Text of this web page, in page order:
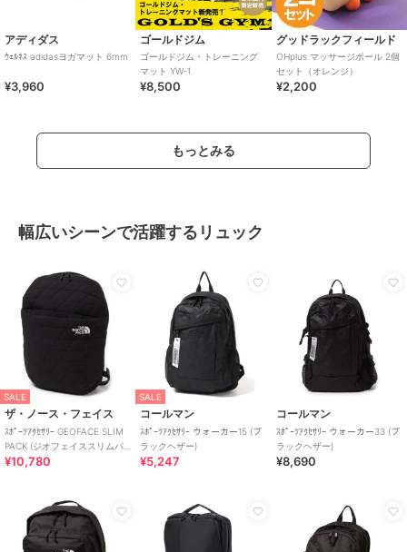
アディダス
ｳｪﾙﾈｽ adidasヨガマット 6mm
¥3,960
ゴールドジム
ゴールドジム・トレーニング
マット YW-1
¥8,500
グッドラックフィールド
OHplus マッサージボール 2個
セット（オレンジ）
¥2,200
もっとみる
幅広いシーンで活躍するリュック
SALE
ザ・ノース・フェイス
ｽﾎﾟｰﾂｱｸｾｻﾘｰ GEOFACE SLIM
PACK (ジオフェイススリムパ
ック)
¥10,780
SALE
コールマン
ｽﾎﾟｰﾂｱｸｾｻﾘｰ ウォーカー15 (ブ
ラックヘザー)
¥5,247
コールマン
ｽﾎﾟｰﾂｱｸｾｻﾘｰ ウォーカー33 (ブ
ラックヘザー)
¥8,690